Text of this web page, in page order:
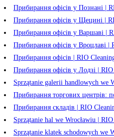
Прибирання офісів у Познані |
Прибирання офісів у Щецині |
Прибирання офісів у Варшаві |
Прибирання офісів у Вроцлаві |
Прибирання офісів | RIO
Прибирання офісів у Лодзі |
Sprzątanie galerii handlowych we
Прибирання торгових центрів:
Прибирання складів | RIO
Sprzątanie hal we Wrocławiu |
Sprzątanie klatek schodowych we